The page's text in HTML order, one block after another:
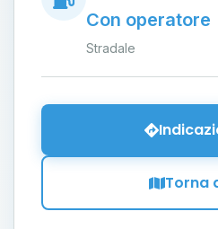
Con operatore
Stradale
Torna